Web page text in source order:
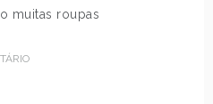
muitas roupas